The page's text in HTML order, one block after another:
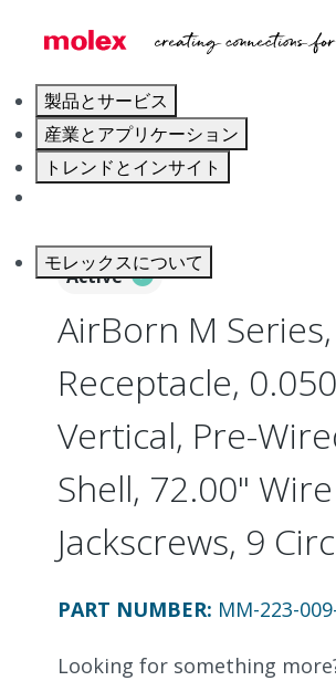
製品とサービス
産業とアプリケーション
トレンドとインサイト
モレックスについて
Active
AirBorn M
Receptacle,
Vertical, Pre-
Shell, 72.00"
Jackscrews, 9
PART NUMBER: MM-223-
Looking for something